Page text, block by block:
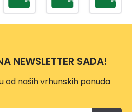
NE
BOJE
NEWSLETTER SADA!
od naših vrhunskih ponuda